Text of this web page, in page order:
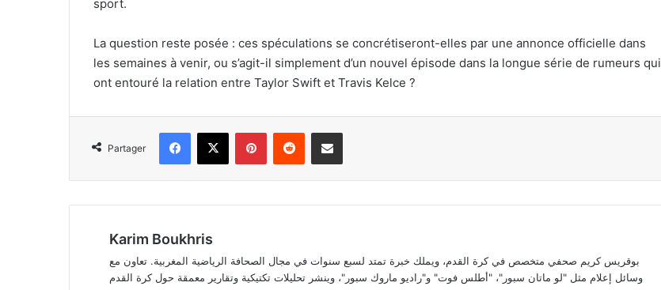
sport.
La question reste posée : ces spéculations se concrétiseront-elles par une annonce officielle dans
les semaines à venir, ou s’agit-il simplement d’un nouvel épisode dans la longue série de rumeurs qui
ont entouré la relation entre Taylor Swift et Travis Kelce ?
Partager
Facebook
X PinterestReddit Partager par email
Karim Boukhris
بوقريس كريم صحفي متخصص في كرة القدم، ويملك خبرة تمتد لسبع سنوات في مجال الصحافة الرياضية المغربية. تعاون مع
وسائل إعلام مثل "لو ماتان سبور"، "أطلس فوت" و"راديو ماروك سبور"، وينشر تحليلات تكتيكية وتقارير معمقة حول كرة القدم